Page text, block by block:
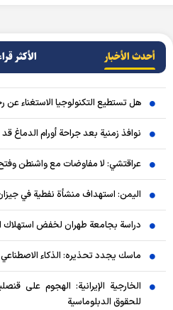
أحدث الأخبار الأکثر
هل تستطيع التكنولوجيا الاستغناء عن
نوافذ زمنية بعد جراحة أورام الدماغ قد
عراقتشي: لا مفاوضات مع واشنطن
اليمن: استهداف منشأة نفطية في
دراسة بجامعة طهران لخفض استهلاك
ماسك يجدد تحذيره: الذكاء الاصطناعي
الخارجية الإيرانية: الهجوم على
للحقوق الدبلوماسية